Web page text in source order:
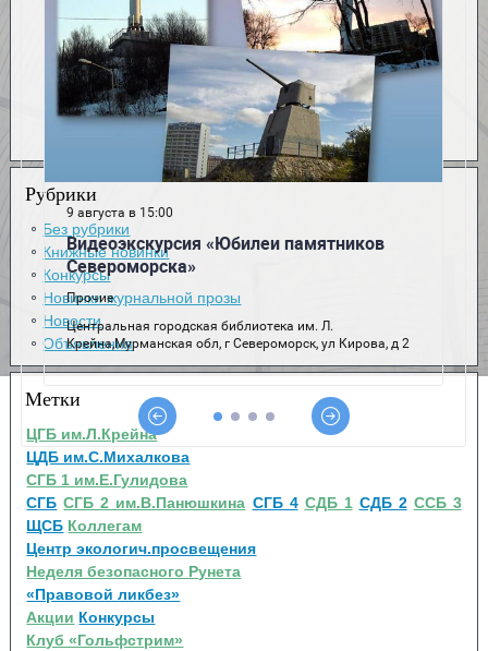
Рубрики
Без рубрики
Книжные новинки
Конкурсы
Новинки журнальной прозы
Новости
Объявления
Метки
ЦГБ им.Л.Крейна
ЦДБ им.С.Михалкова
СГБ 1 им.Е.Гулидова
СГБ СГБ 2 им.В.Панюшкина СГБ 4 СДБ 1 СДБ 2 ССБ 3
ЩСБ Коллегам
Центр экологич.просвещения
Неделя безопасного Рунета
«Правовой ликбез»
Акции Конкурсы
Клуб «Гольфстрим»